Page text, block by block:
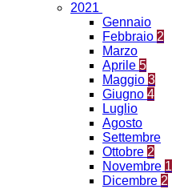
2021
Gennaio
Febbraio 2
Marzo
Aprile 5
Maggio 3
Giugno 4
Luglio
Agosto
Settembre
Ottobre 2
Novembre 1
Dicembre 2